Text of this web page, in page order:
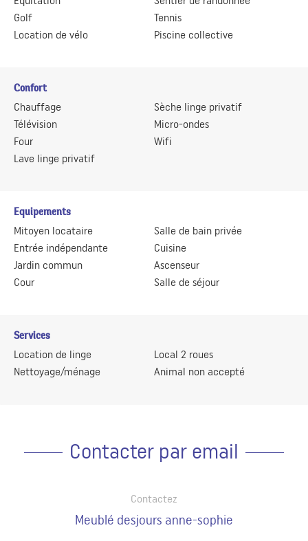
Golf
Location de vélo
Tennis
Piscine collective
Confort
Chauffage
Télévision
Four
Lave linge privatif
Sèche linge privatif
Micro-ondes
Wifi
Equipements
Mitoyen locataire
Entrée indépendante
Jardin commun
Cour
Salle de bain privée
Cuisine
Ascenseur
Salle de séjour
Services
Location de linge
Nettoyage/ménage
Local 2 roues
Animal non accepté
Contacter par email
Contactez
Meublé desjours anne-sophie